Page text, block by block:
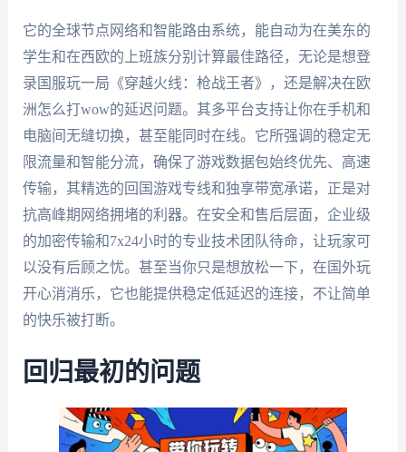
它的全球节点网络和智能路由系统，能自动为在美东的
学生和在西欧的上班族分别计算最佳路径，无论是想登
录国服玩一局《穿越火线：枪战王者》，还是解决在欧
洲怎么打wow的延迟问题。其多平台支持让你在手机和
电脑间无缝切换，甚至能同时在线。它所强调的稳定无
限流量和智能分流，确保了游戏数据包始终优先、高速
传输，其精选的回国游戏专线和独享带宽承诺，正是对
抗高峰期网络拥堵的利器。在安全和售后层面，企业级
的加密传输和7x24小时的专业技术团队待命，让玩家可
以没有后顾之忧。甚至当你只是想放松一下，在国外玩
开心消消乐，它也能提供稳定低延迟的连接，不让简单
的快乐被打断。
回归最初的问题